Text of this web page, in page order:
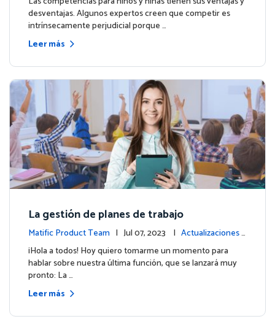
desventajas. Algunos expertos creen que competir es
intrínsecamente perjudicial porque …
Leer más
La gestión de planes de trabajo
Matific Product Team | Jul 07, 2023 | Actualizaciones d
e la plataforma
¡Hola a todos! Hoy quiero tomarme un momento para
hablar sobre nuestra última función, que se lanzará muy
pronto: La …
Leer más